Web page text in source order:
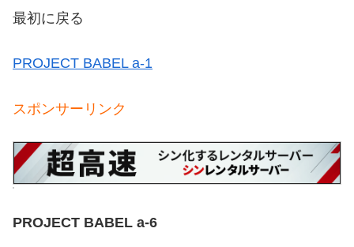
最初に戻る
PROJECT BABEL a-1
スポンサーリンク
PROJECT BABEL a-6